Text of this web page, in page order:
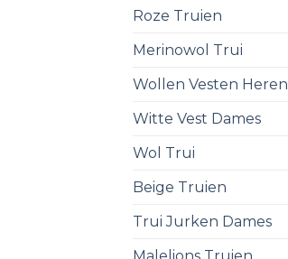
Roze Truien
Merinowol Trui
Wollen Vesten Heren
Witte Vest Dames
Wol Trui
Beige Truien
Trui Jurken Dames
Malelions Truien